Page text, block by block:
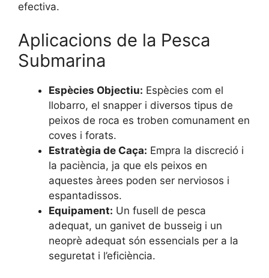
efectiva.
Aplicacions de la Pesca
Submarina
Espècies Objectiu: Espècies com el
llobarro, el snapper i diversos tipus de
peixos de roca es troben comunament en
coves i forats.
Estratègia de Caça: Empra la discreció i
la paciència, ja que els peixos en
aquestes àrees poden ser nerviosos i
espantadissos.
Equipament: Un fusell de pesca
adequat, un ganivet de busseig i un
neoprè adequat són essencials per a la
seguretat i l’eficiència.